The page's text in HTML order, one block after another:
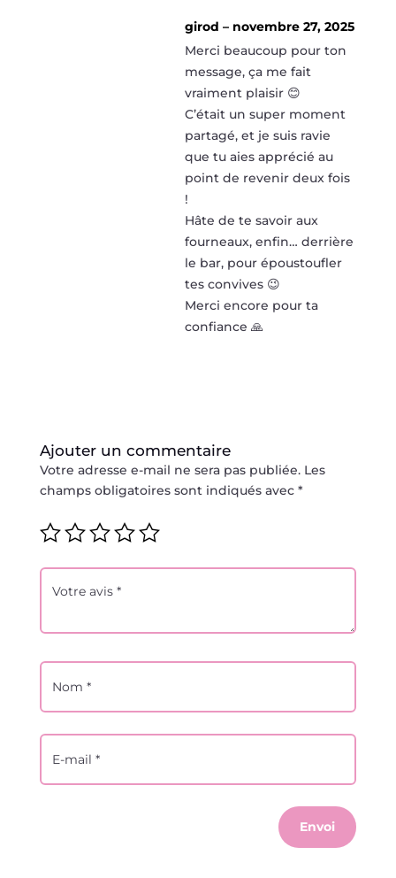
girod – novembre 27, 2025
Merci beaucoup pour ton
message, ça me fait
vraiment plaisir 😊
C’était un super moment
partagé, et je suis ravie
que tu aies apprécié au
point de revenir deux fois
!
Hâte de te savoir aux
fourneaux, enfin… derrière
le bar, pour époustoufler
tes convives 😉
Merci encore pour ta
confiance 🙏
Ajouter un commentaire
Votre adresse e-mail ne sera pas publiée. Les
champs obligatoires sont indiqués avec *
Envoi